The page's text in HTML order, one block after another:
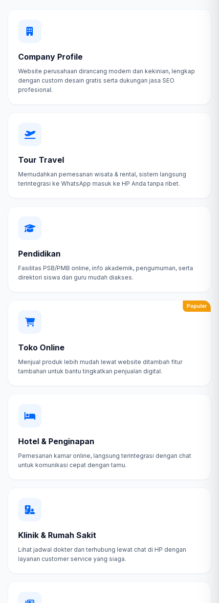
Company Profile
Website perusahaan dirancang modern dan kekinian, lengkap
dengan custom desain gratis serta dukungan jasa SEO
profesional.
Tour Travel
Memudahkan pemesanan wisata & rental, sistem langsung
terintegrasi ke WhatsApp masuk ke HP Anda tanpa ribet.
Pendidikan
Fasilitas PSB/PMB online, info akademik, pengumuman, serta
direktori siswa dan guru mudah diakses.
Populer
Toko Online
Menjual produk lebih mudah lewat website ditambah fitur
tambahan untuk bantu tingkatkan penjualan digital.
Hotel & Penginapan
Pemesanan kamar online, langsung terintegrasi dengan chat
untuk komunikasi cepat dengan tamu.
Klinik & Rumah Sakit
Lihat jadwal dokter dan terhubung lewat chat di HP dengan
layanan customer service yang siaga.